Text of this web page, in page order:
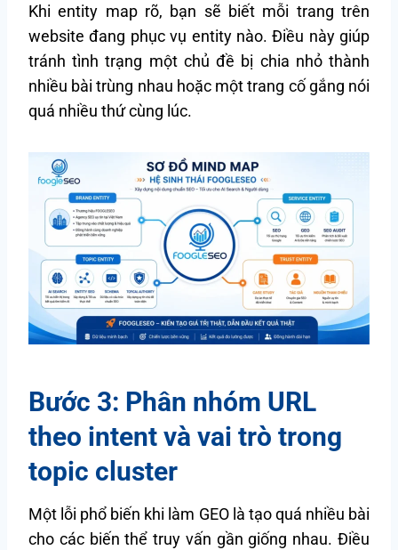
Khi entity map rõ, bạn sẽ biết mỗi trang trên
website đang phục vụ entity nào. Điều này giúp
tránh tình trạng một chủ đề bị chia nhỏ thành
nhiều bài trùng nhau hoặc một trang cố gắng nói
quá nhiều thứ cùng lúc.
Bước 3: Phân nhóm URL
theo intent và vai trò trong
topic cluster
Một lỗi phổ biến khi làm GEO là tạo quá nhiều bài
cho các biến thể truy vấn gần giống nhau. Điều